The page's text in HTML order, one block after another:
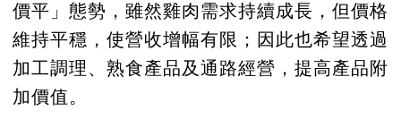
價平」態勢，雖然雞肉需求持續成長，但價格
維持平穩，使營收增幅有限；因此也希望透過
加工調理、熟食產品及通路經營，提高產品附
加價值。